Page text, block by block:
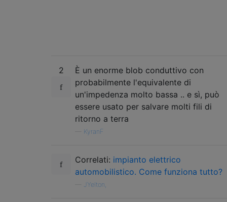
2
È un enorme blob conduttivo con
probabilmente l'equivalente di
un'impedenza molto bassa .. e sì, può
essere usato per salvare molti fili di
ritorno a terra
KyranF
Correlati: impianto elettrico
automobilistico. Come funziona tutto?
JYelton,